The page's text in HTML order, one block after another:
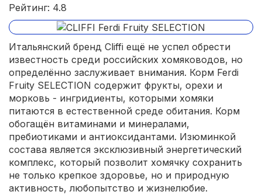
Рейтинг: 4.8
Итальянский бренд Cliffi ещё не успел обрести
известность среди российских хомяководов, но
определённо заслуживает внимания. Корм Ferdi
Fruity SELECTION содержит фрукты, орехи и
морковь - ингридиенты, которыми хомяки
питаются в естественной среде обитания. Корм
обогащён витаминами и минералами,
пребиотиками и антиоксидантами. Изюминкой
состава является эксклюзивный энергетический
комплекс, который позволит хомячку сохранить
не только крепкое здоровье, но и природную
активность, любопытство и жизнелюбие.